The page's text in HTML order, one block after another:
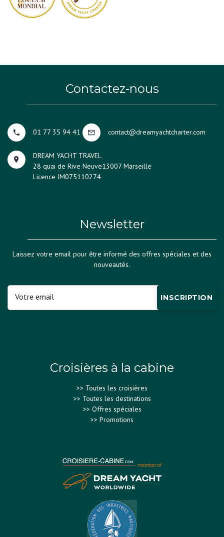
Contactez-nous
01 77 35 94 41 contact@dreamyachtcharter.com
DREAM YACHT TRAVEL
28 quai de Rive Neuve13007 Marseille
Licence IM075110274
Newsletter
Laissez votre email pour être informé des offres spéciales et des
nouveautés.
INSCRIPTION
Croisières à la cabine
>> Toutes les croisières
>> Toutes les destinations
>> Offres spéciales
>> Promotions